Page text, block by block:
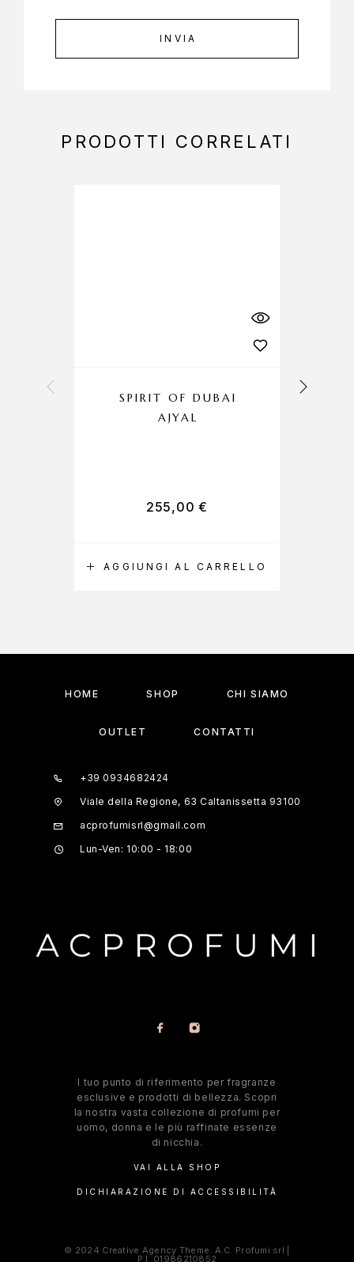
PRODOTTI CORRELATI
AGGIUNGI AL CARRELLO
SPIRIT OF DUBAI
AJYAL
255,00€
HOME SHOP CHI SIAMO
OUTLET CONTATTI
+39 0934682424
Viale della Regione, 63 Caltanissetta 93100
acprofumisrl@gmail.com
Lun-Ven: 10:00 - 18:00
l tuo punto di riferimento per fragranze
esclusive e prodotti di bellezza. Scopri
la nostra vasta collezione di profumi per
uomo, donna e le più raffinate essenze
di nicchia.
VAI ALLA SHOP
DICHIARAZIONE DI ACCESSIBILITÀ
© 2024 Creative Agency Theme. A.C. Profumi srl |
P.I.:01986210852